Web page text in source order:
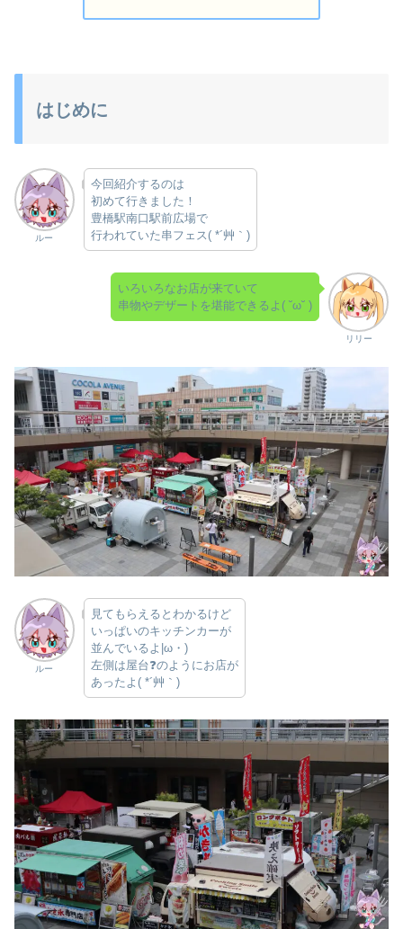
はじめに
ルー
今回紹介するのは
初めて行きました！
豊橋駅南口駅前広場で
行われていた串フェス( *´艸｀)
リリー
いろいろなお店が来ていて
串物やデザートを堪能できるよ( ˘ω˘ )
ルー
見てもらえるとわかるけど
いっぱいのキッチンカーが
並んでいるよ|ω・)
左側は屋台❓のようにお店が
あったよ( *´艸｀)